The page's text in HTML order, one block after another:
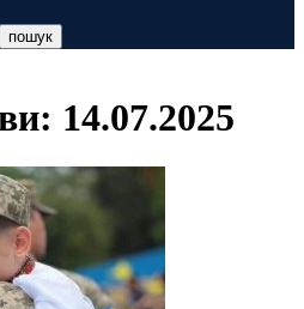
14.07.2025